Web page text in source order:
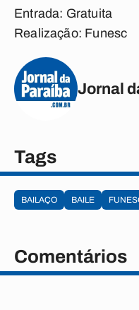
Entrada: Gratuita
Realização: Funesc
Jornal
Tags
BAILAÇO BAILE
Comentários